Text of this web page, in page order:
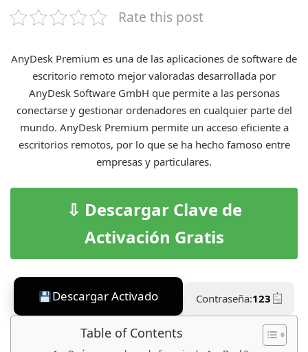
Rate this post
AnyDesk Premium es una de las aplicaciones de software de
escritorio remoto mejor valoradas desarrollada por
AnyDesk Software GmbH que permite a las personas
conectarse y gestionar ordenadores en cualquier parte del
mundo. AnyDesk Premium permite un acceso eficiente a
escritorios remotos, por lo que se ha hecho famoso entre
empresas y particulares.
⇩ Descargar Clave de
Activación Gratis
Descargar Activado Contraseña:123
Table of Contents